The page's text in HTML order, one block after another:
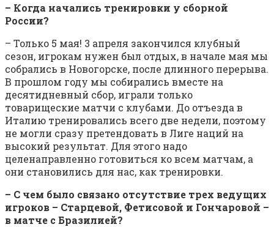
– Когда начались тренировки у сборной
России?
– Только 5 мая! 3 апреля закончился клубный
сезон, игрокам нужен был отдых, в начале мая мы
собрались в Новогорске, после длинного перерыва.
В прошлом году мы собирались вместе на
десятидневный сбор, играли только
товарищеские матчи с клубами. До отъезда в
Италию тренировались всего две недели, поэтому
не могли сразу претендовать в Лиге наций на
высокий результат. Для этого надо
целенаправленно готовиться ко всем матчам, а
они становились для нас, как тренировки.
– С чем было связано отсутствие трех ведущих
игроков – Старцевой, Фетисовой и Гончаровой –
в матче с Бразилией?